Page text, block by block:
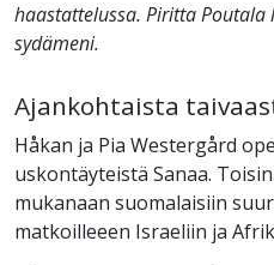
haastattelussa. Piritta
sydämeni.
Ajankohtaista
Håkan ja Pia Westergård
uskontäyteistä Sanaa.
mukanaan suomalaisiin
matkoilleeen Israeliin ja